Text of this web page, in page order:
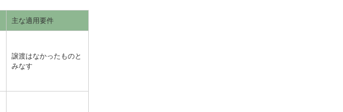
主な適用要件
譲渡はなかったものと
みなす